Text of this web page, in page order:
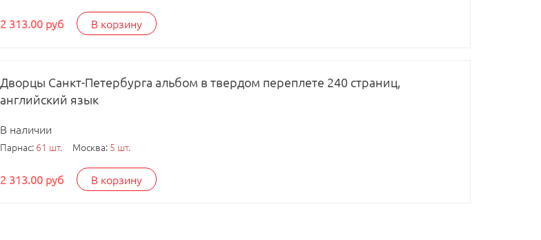
2 313.00 руб В корзину
Дворцы Санкт-Петербурга альбом в твердом переплете 240 страниц,
английский язык
В наличии
Парнас: 61 шт. Москва: 5 шт.
2 313.00 руб В корзину